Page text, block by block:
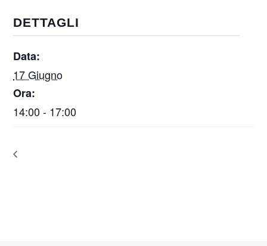
DETTAGLI
Data:
17 Giugno
Ora:
14:00 - 17:00